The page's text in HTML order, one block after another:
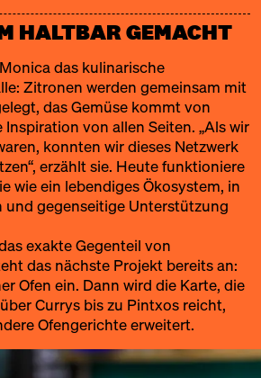
HALTBAR GEMACHT
das kulinarische
Zitronen werden gemeinsam mit
das Gemüse kommt von
Inspiration von allen Seiten. „Als wir
konnten wir dieses Netzwerk
erzählt sie. Heute funktioniere
wie ein lebendiges Ökosystem, in
und gegenseitige Unterstützung
exakte Gegenteil von
das nächste Projekt bereits an:
Ofen ein. Dann wird die Karte, die
Currys bis zu Pintxos reicht,
Ofengerichte erweitert.